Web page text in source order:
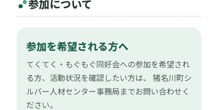
参加について
参加を希望される方へ
てくてく・もぐもぐ同好会への参加を希望され
る方、活動状況を確認したい方は、 猪名川町シ
ルバー人材センター事務局までお問い合わせく
ださい。